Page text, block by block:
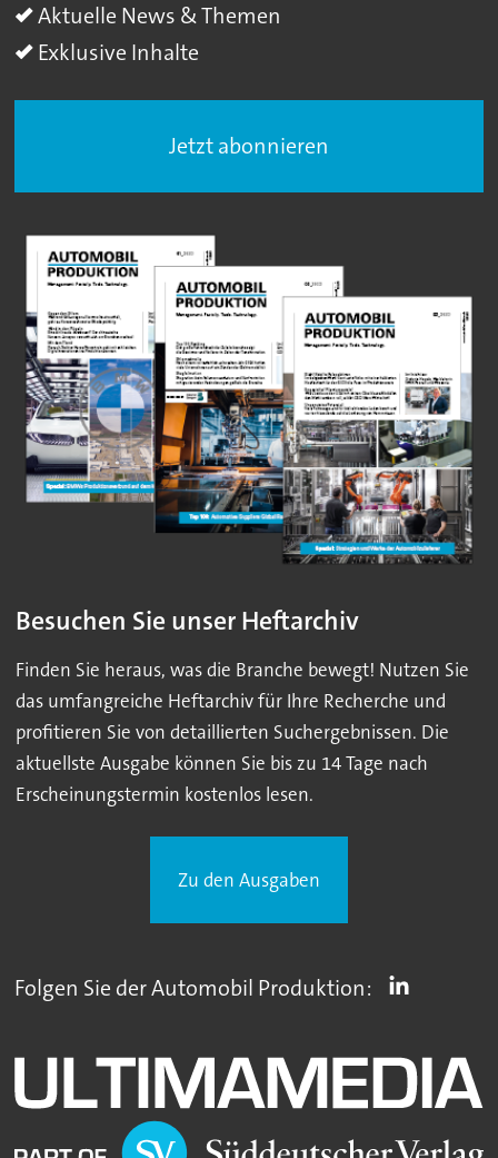
Aktuelle News & Themen
Exklusive Inhalte
Jetzt abonnieren
Besuchen Sie unser Heftarchiv
Finden Sie heraus, was die Branche bewegt! Nutzen Sie
das umfangreiche Heftarchiv für Ihre Recherche und
profitieren Sie von detaillierten Suchergebnissen. Die
aktuellste Ausgabe können Sie bis zu 14 Tage nach
Erscheinungstermin kostenlos lesen.
Zu den Ausgaben
Folgen Sie der Automobil Produktion: